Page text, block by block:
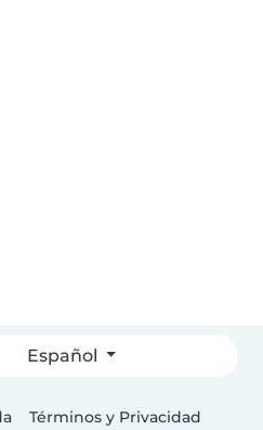
Español
Términos y Privacidad